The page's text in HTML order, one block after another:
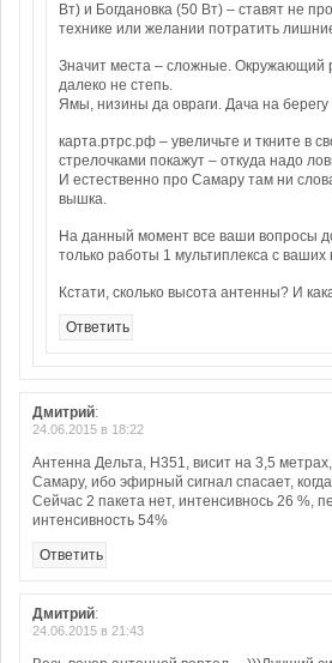
Вт) и Богдановка (50 Вт) – ставят не
технике или желании потратить
Значит места – сложные. Окружающий
далеко не степь.
Ямы, низины да овраги. Дача на берегу
карта.ртрс.рф – увеличьте и ткните в
стрелочками покажут – откуда надо
И естественно про Самару там ни
вышка.
На данный момент все ваши вопросы
только работы 1 мультиплекса с
Кстати, сколько высота антенны? И
Ответить
Дмитрий:
24.06.2015 в 18:22
Антенна Дельта, Н351, висит на 3,5
Самару, ибо эфирный сигнал спасает,
Сейчас 2 пакета нет, интенсивнось 26 %,
интенсивность 54%
Ответить
Дмитрий:
24.06.2015 в 21:43